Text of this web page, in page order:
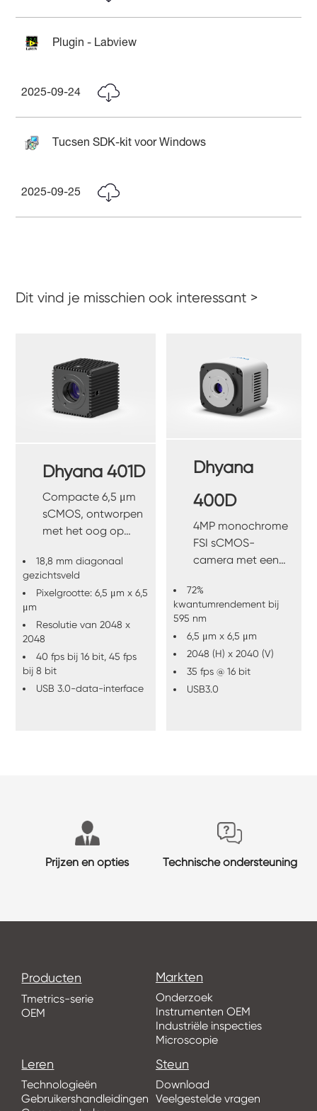
Plugin - Labview
2025-09-24
Tucsen SDK-kit voor Windows
2025-09-25
Dit vind je misschien ook interessant >
Dhyana 401D
Compacte 6,5 μm
sCMOS, ontworpen
met het oog op
18,8 mm diagonaal
gezichtsveld
Pixelgrootte: 6,5 μm x 6,5
μm
Resolutie van 2048 x
2048
40 fps bij 16 bit, 45 fps
bij 8 bit
USB 3.0-data-interface
Dhyana
400D
4MP monochrome
FSI sCMOS-
camera met een
van 72% Peak QE.
72%
kwantumrendement bij
595 nm
6,5 μm x 6,5 μm
2048 (H) x 2040 (V)
35 fps @ 16 bit
USB3.0
Prijzen en opties Technische ondersteuning
Producten
Tmetrics-serie
OEM
Markten
Onderzoek
Instrumenten OEM
Industriële inspecties
Microscopie
Leren
Technologieën
Gebruikershandleidingen
Steun
Download
Veelgestelde vragen